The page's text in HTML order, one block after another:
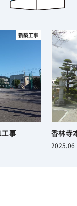
新築工事
事 香林寺
2025.06